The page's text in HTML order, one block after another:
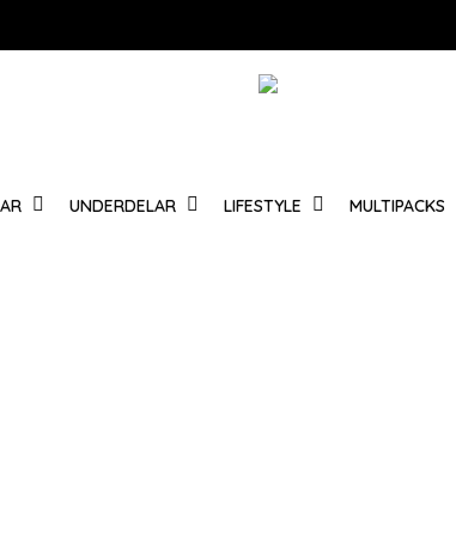
UNDERDELAR LIFESTYLE MULTIPACKS